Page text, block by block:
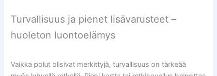
Turvallisuus ja pienet lisävarusteet –
huoleton luontoelämys
Vaikka polut olisivat merkittyjä, turvallisuus on tärkeää